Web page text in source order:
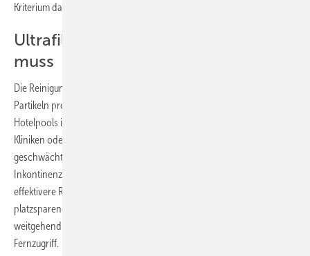
Kriterium darstellen.
Ultrafiltration: wenn es sauberer sein
muss
Die Reinigungsleistung von Mehrschichtfiltern liegt bei etwa 150
Partikeln pro Milliliter. Für viele öffentliche Schwimmbäder oder
Hotelpools ist das vollkommen ausreichend. In Krankenhäusern,
Kliniken oder Sanatorien benötigen die hochempfindlichen oder
geschwächten Badegäste jedoch einen besseren Schutz. Auch durch
Inkontinenz können höhere Anforderungen entstehen, sodass eine
effektivere Reinigungstechnik angezeigt ist. Eine hochwirksame und
platzsparende Variante ist die Ultrafiltrationstechnik. Sie arbeitet
weitgehend automatisiert und bietet zudem einen vollständigen
Fernzugriff.